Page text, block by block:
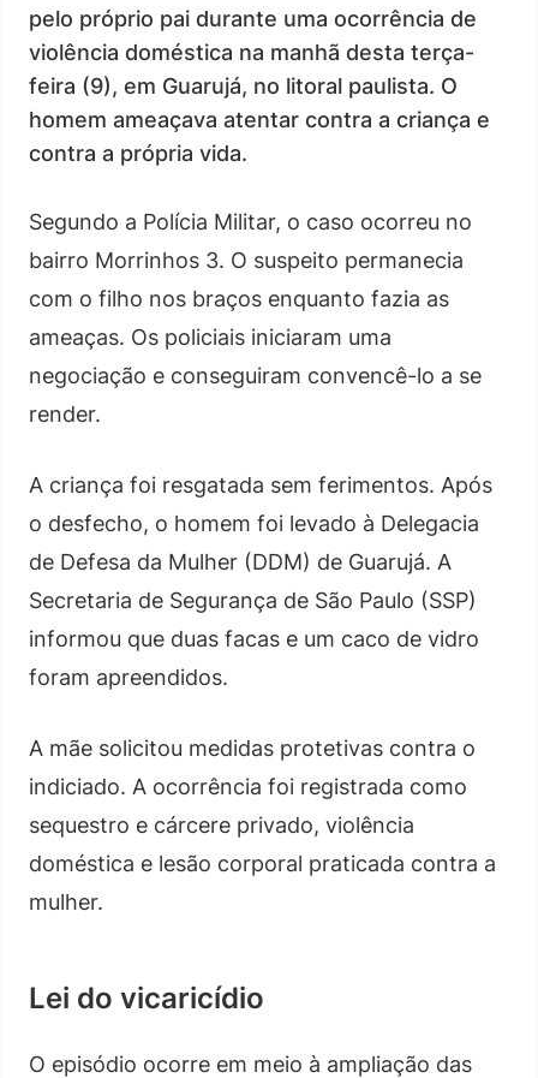
pelo próprio pai durante uma ocorrência de
violência doméstica na manhã desta terça-
feira (9), em Guarujá, no litoral paulista. O
homem ameaçava atentar contra a criança e
contra a própria vida.
Segundo a Polícia Militar, o caso ocorreu no
bairro Morrinhos 3. O suspeito permanecia
com o filho nos braços enquanto fazia as
ameaças. Os policiais iniciaram uma
negociação e conseguiram convencê-lo a se
render.
A criança foi resgatada sem ferimentos. Após
o desfecho, o homem foi levado à Delegacia
de Defesa da Mulher (DDM) de Guarujá. A
Secretaria de Segurança de São Paulo (SSP)
informou que duas facas e um caco de vidro
foram apreendidos.
A mãe solicitou medidas protetivas contra o
indiciado. A ocorrência foi registrada como
sequestro e cárcere privado, violência
doméstica e lesão corporal praticada contra a
mulher.
Lei do vicaricídio
O episódio ocorre em meio à ampliação das